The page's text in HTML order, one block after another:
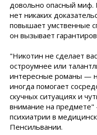
довольно опасный миф.
нет никаких
повышает умственные
он вызывает
"Никотин не сделает
остроумнее или
интересные романы —
иногда помогает
скучных ситуациях и
внимание на
психиатрии в
Пенсильвании.